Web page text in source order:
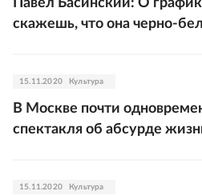
Павел Басинский: О
скажешь, что она черно-
15.11.2020 Культура
В Москве почти
спектакля об абсурде
15.11.2020 Культура